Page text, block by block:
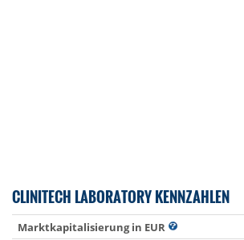
CLINITECH LABORATORY KENNZAHLEN
Marktkapitalisierung in EUR